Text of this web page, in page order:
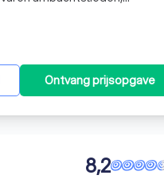
Ontvang prijsopgave
8,2